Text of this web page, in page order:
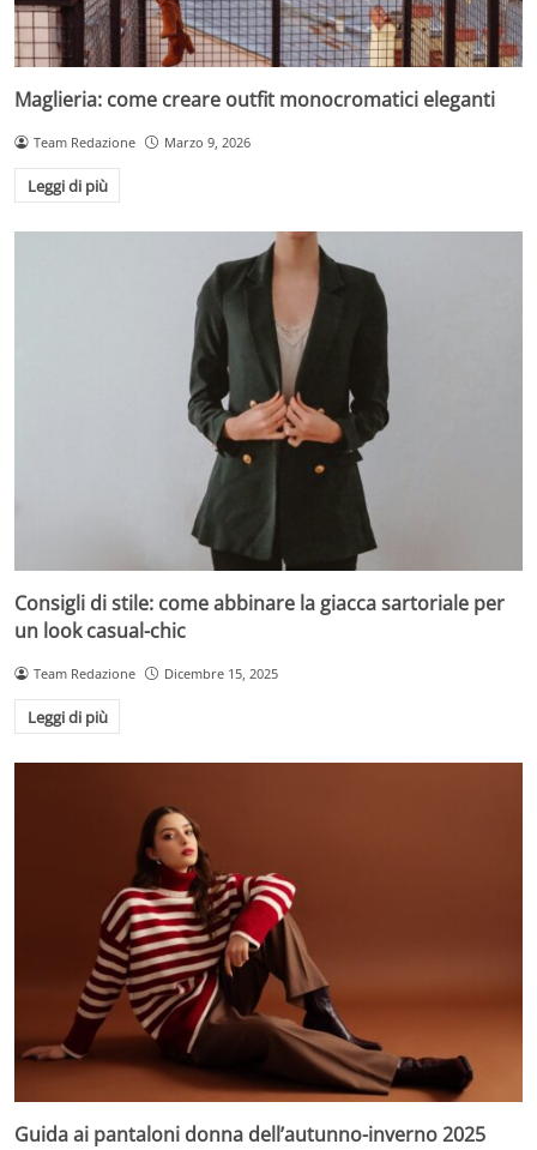
Maglieria: come creare outfit monocromatici eleganti
Team Redazione Marzo 9, 2026
Leggi di più
Consigli di stile: come abbinare la giacca sartoriale per
un look casual-chic
Team Redazione Dicembre 15, 2025
Leggi di più
Guida ai pantaloni donna dell’autunno-inverno 2025